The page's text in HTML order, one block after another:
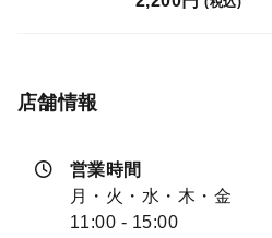
店舗情報
営業時間
月・火・水・木・金
11:00 - 15:00